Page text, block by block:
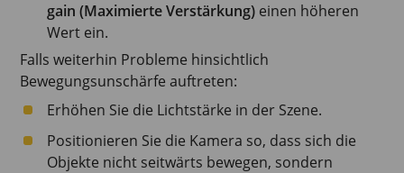
gain (Maximierte Verstärkung) einen höheren
Wert ein.
Falls weiterhin Probleme hinsichtlich
Bewegungsunschärfe auftreten:
Erhöhen Sie die Lichtstärke in der Szene.
Positionieren Sie die Kamera so, dass sich die
Objekte nicht seitwärts bewegen, sondern